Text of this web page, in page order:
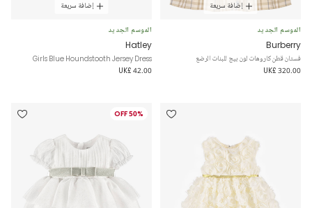
إضافة سريعة
الموسم الجديد
Burberry
فستان قطن كاروهات لون بيج للبنات الرضع
UK£ 320.00
إضافة سريعة
الموسم الجديد
Hatley
Girls Blue Houndstooth Jersey Dress
UK£ 42.00
50% OFF